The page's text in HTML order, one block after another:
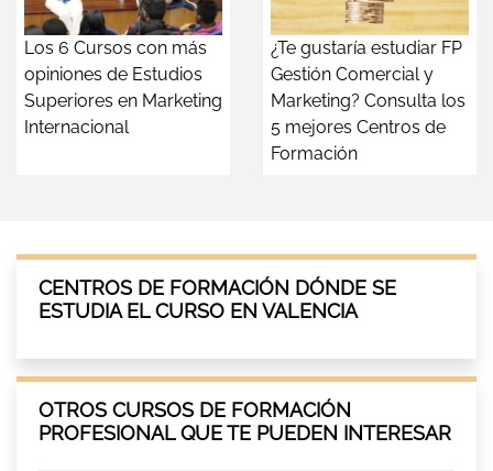
Los 6 Cursos con más
opiniones de Estudios
Superiores en Marketing
Internacional
¿Te gustaría estudiar FP
Gestión Comercial y
Marketing? Consulta los
5 mejores Centros de
Formación
CENTROS DE FORMACIÓN DÓNDE SE
ESTUDIA EL CURSO EN VALENCIA
OTROS CURSOS DE FORMACIÓN
PROFESIONAL QUE TE PUEDEN INTERESAR